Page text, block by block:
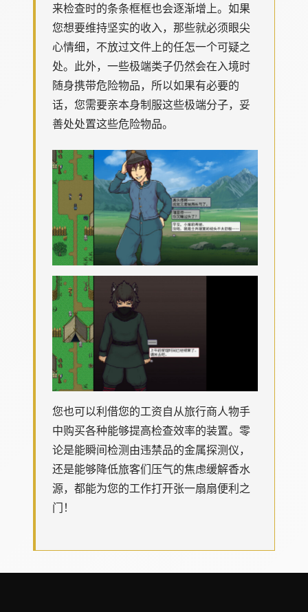
来检查时的条条框框也会逐渐增上。如果
您想要维持坚实的收入，那些就必须眼尖
心情细，不放过文件上的任怎一个可疑之
处。此外，一些极端类子仍然会在入境时
随身携带危险物品，所以如果有必要的
话，您需要亲本身制服这些极端分子，妥
善处处置这些危险物品。
您也可以利借您的工资自从旅行商人物手
中购买各种能够提高检查效率的装置。零
论是能瞬间检测由违禁品的金属探测仪，
还是能够降低旅客们压气的焦虑缓解香水
源，都能为您的工作打开张一扇扇便利之
门！